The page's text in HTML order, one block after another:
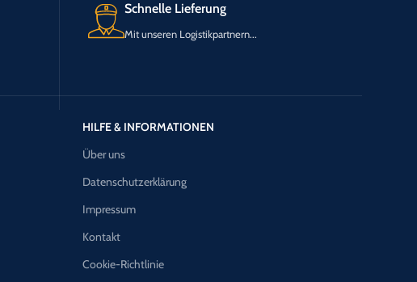
Schnelle Lieferung
Mit unseren Logistikpartnern...
HILFE & INFORMATIONEN
Über uns
Datenschutzerklärung
Impressum
Kontakt
Cookie-Richtlinie